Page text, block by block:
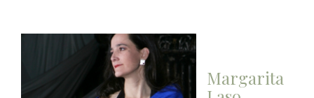
Margarita